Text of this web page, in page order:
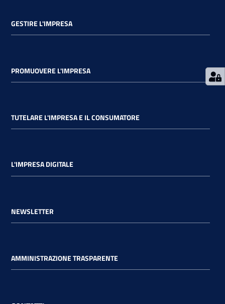
ti
Seguici
GESTIRE L'IMPRESA
PROMUOVERE L'IMPRESA
TUTELARE L'IMPRESA E IL CONSUMATORE
L'IMPRESA DIGITALE
NEWSLETTER
AMMINISTRAZIONE TRASPARENTE